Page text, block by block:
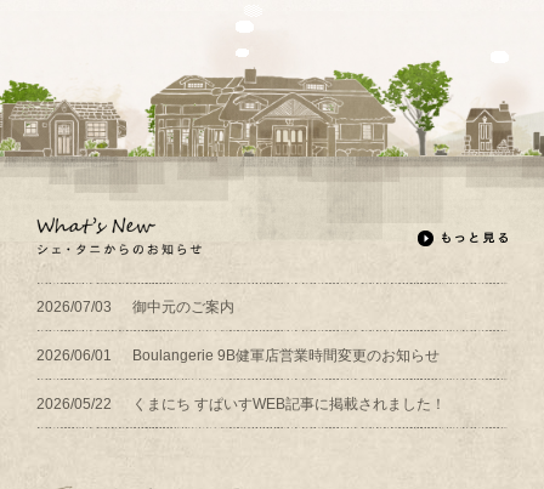
2026/07/03 御中元のご案内
2026/06/01 Boulangerie 9B健軍店営業時間変更のお知らせ
2026/05/22 くまにち すぱいすWEB記事に掲載されました！